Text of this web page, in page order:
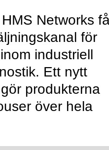
Networks
för
industriell
Ett nytt
produkterna
över hela